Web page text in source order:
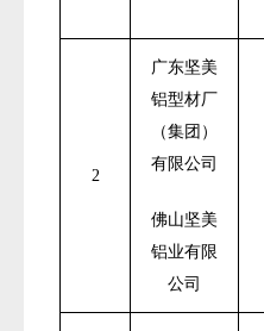
2
广东坚美
铝型材厂
（集团）
有限公司
佛山坚美
铝业有限
公司